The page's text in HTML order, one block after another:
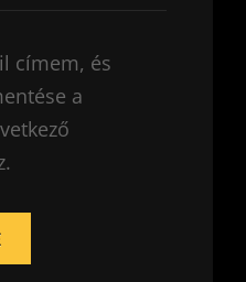
címem, és
a